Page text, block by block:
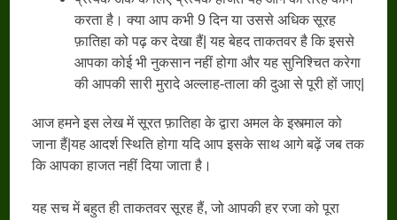
करता है। क्या आप कभी 9 दिन या उससे अधिक सूरह
फ़ातिहा को पढ़ कर देखा हैं| यह बेहद ताकतवर है कि इससे
आपका कोई भी नुकसान नहीं होगा और यह सुनिश्चित करेगा
की आपकी सारी मुरादे अल्लाह-ताला की दुआ से पूरी हों जाए|
आज हमने इस लेख में सूरत फ़ातिहा के द्वारा अमल के इस्त्माल को
जाना हैं|यह आदर्श स्थिति होगा यदि आप इसके साथ आगे बढ़ें जब तक
कि आपका हाजत नहीं दिया जाता है।
यह सच में बहुत ही ताकतवर सूरह हैं, जो आपकी हर रजा को पूरा